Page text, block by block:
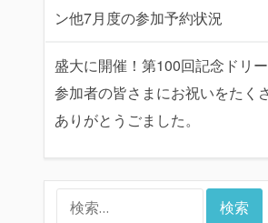
ン他7月度の参加予約状況
盛大に開催！第100回記念ドリ
参加者の皆さまにお祝いをたく
ありがとうごました。